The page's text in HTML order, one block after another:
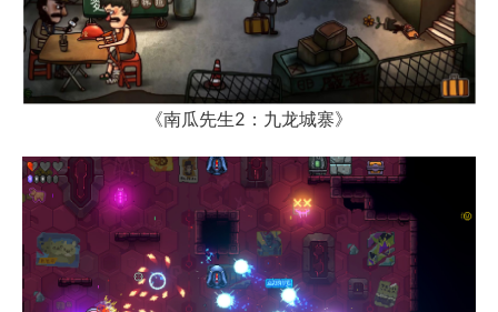
《南瓜先生2：九龙城寨》